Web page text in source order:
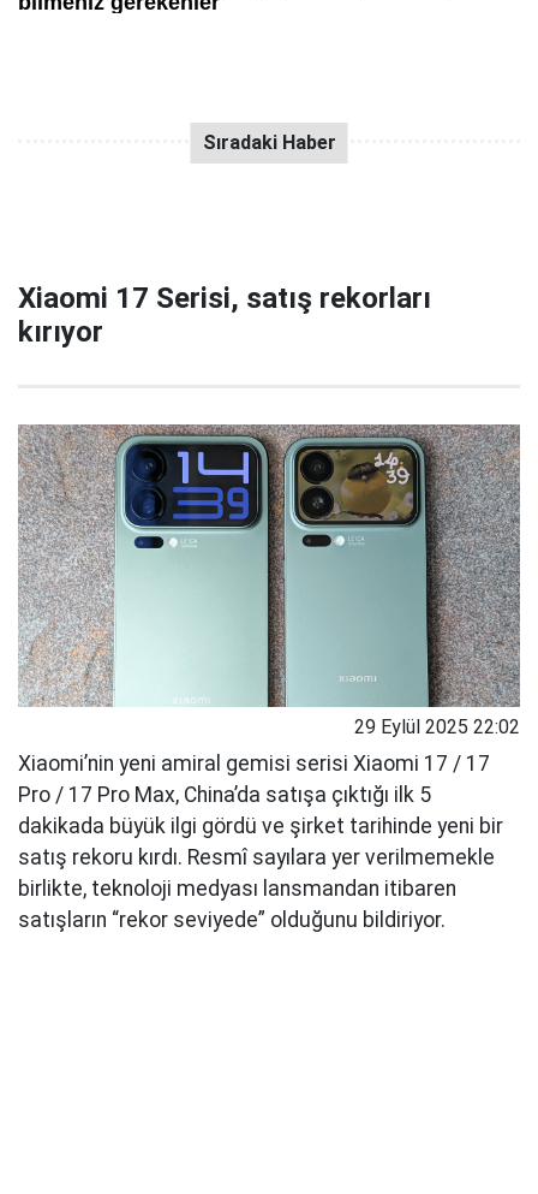
Xiaomi 17 Serisi, satış rekorları
kırıyor
29 Eylül 2025 22:02
Xiaomi’nin yeni amiral gemisi serisi Xiaomi 17 / 17
Pro / 17 Pro Max, China’da satışa çıktığı ilk 5
dakikada büyük ilgi gördü ve şirket tarihinde yeni bir
satış rekoru kırdı. Resmî sayılara yer verilmemekle
birlikte, teknoloji medyası lansmandan itibaren
satışların “rekor seviyede” olduğunu bildiriyor.